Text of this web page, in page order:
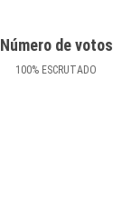
Número de votos
100% ESCRUTADO